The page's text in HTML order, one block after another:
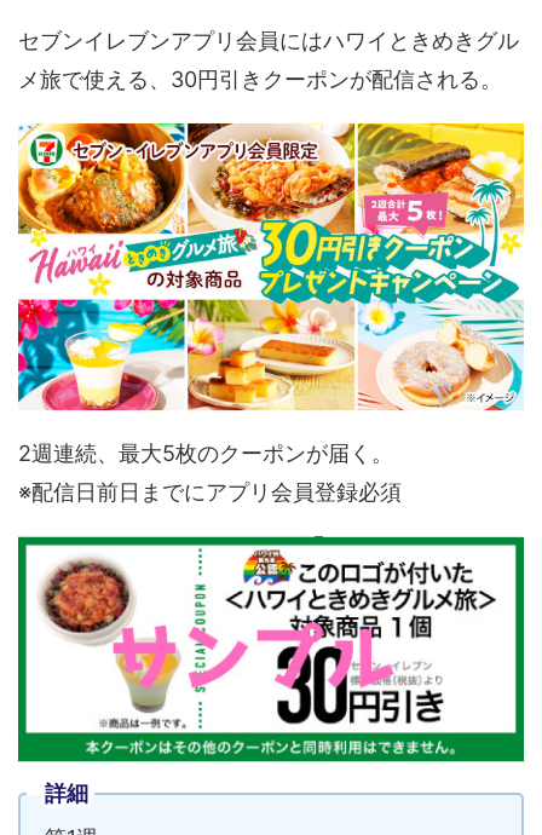
セブンイレブンアプリ会員にはハワイときめきグル
メ旅で使える、30円引きクーポンが配信される。
2週連続、最大5枚のクーポンが届く。
※配信日前日までにアプリ会員登録必須
詳細